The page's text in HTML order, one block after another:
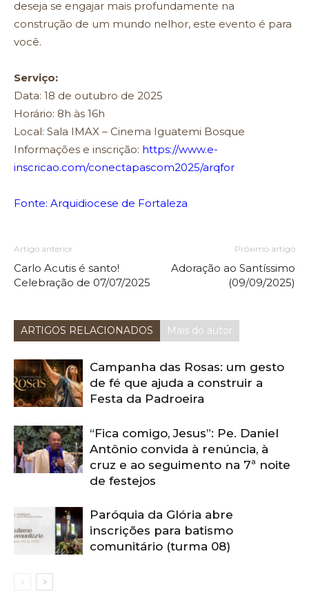
deseja se engajar mais profundamente na
construção de um mundo nelhor, este evento é para
você.
Serviço:
Data: 18 de outubro de 2025
Horário: 8h às 16h
Local: Sala IMAX – Cinema Iguatemi Bosque
Informações e inscrição: https://www.e-
inscricao.com/conectapascom2025/arqfor
Fonte: Arquidiocese de Fortaleza
Artigo anterior
Carlo Acutis é santo!
Celebração de 07/07/2025
Próximo artigo
Adoração ao Santíssimo
(09/09/2025)
ARTIGOS RELACIONADOS Mais do autor
Campanha das Rosas: um gesto
de fé que ajuda a construir a
Festa da Padroeira
“Fica comigo, Jesus”: Pe. Daniel
Antônio convida à renúncia, à
cruz e ao seguimento na 7ª noite
de festejos
Paróquia da Glória abre
inscrições para batismo
comunitário (turma 08)